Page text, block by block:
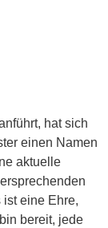
hat sich
einen Namen
aktuelle
ist eine Ehre,
bereit, jede